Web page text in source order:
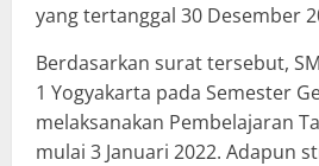
yang tertanggal 30 Desember
Berdasarkan surat tersebut,
1 Yogyakarta pada Semester
melaksanakan Pembelajaran
mulai 3 Januari 2022. Adapun